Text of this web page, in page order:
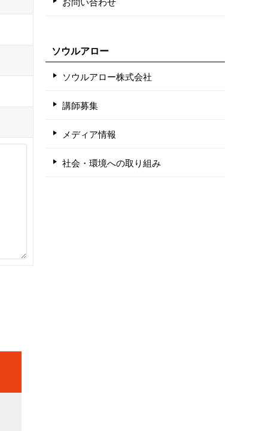
ソウルアロー
ソウルアロー株式会社
講師募集
メディア情報
社会・環境への取り組み